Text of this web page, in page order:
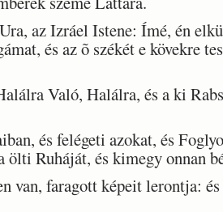
az Izráel Istene: Ímé, én
és az õ székét e kövekre
Való, Halálra, és a ki
és felégeti azokat, és
Ruháját, és kimegy onnan
van, faragott képeit lerontja: